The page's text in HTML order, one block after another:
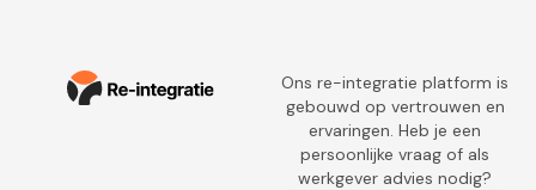
Ons re-integratie platform is
gebouwd op vertrouwen en
ervaringen. Heb je een
persoonlijke vraag of als
werkgever advies nodig?